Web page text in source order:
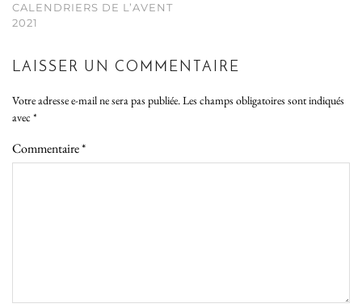
CALENDRIERS DE L’AVENT
2021
LAISSER UN COMMENTAIRE
Votre adresse e-mail ne sera pas publiée.Les champs obligatoires sont indiqués
avec *
Commentaire*